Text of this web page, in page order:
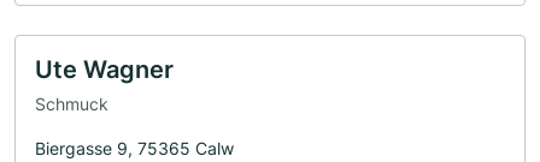
Ute Wagner
Schmuck
Biergasse 9, 75365 Calw